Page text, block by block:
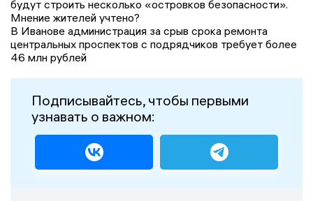
будут строить несколько «островков безопасности».
Мнение жителей учтено?
В Иванове администрация за срыв срока ремонта
центральных проспектов с подрядчиков требует более
46 млн рублей
Подписывайтесь, чтобы первыми
узнавать о важном: